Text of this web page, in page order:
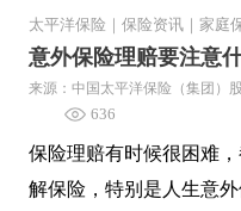
太平洋保险 保险资讯 家庭
意外保险理赔要注意
来源：中国太平洋保险（集团）
636
保险理赔有时候很困难
解保险，特别是人生意